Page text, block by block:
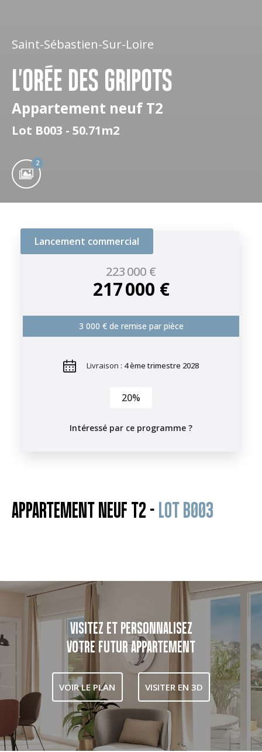
Saint-Sébastien-Sur-Loire
L'ORÉE DES GRIPOTS
Appartement neuf T2
Lot B003 - 50.71m2
2
Lancement commercial
223 000 €
217 000 €
3 000 € de remise par pièce
Livraison : 4 ème trimestre 2028
20%
Intéressé par ce programme ?
APPARTEMENT NEUF T2 - LOT B003
VISITEZ ET PERSONNALISEZ
VOTRE FUTUR APPARTEMENT
VOIR LE PLAN VISITER EN 3D